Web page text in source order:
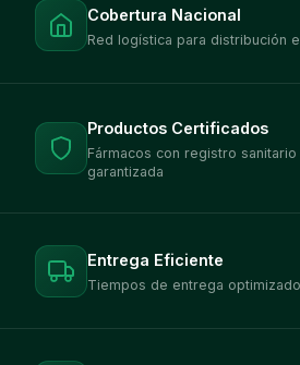
Cobertura Nacional
Red logística para distribución
Productos Certificados
Fármacos con registro
garantizada
Entrega Eficiente
Tiempos de entrega